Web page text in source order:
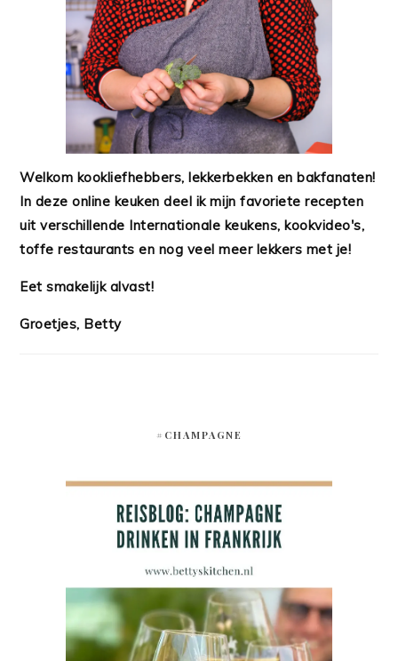
Welkom kookliefhebbers, lekkerbekken en bakfanaten!
In deze online keuken deel ik mijn favoriete recepten
uit verschillende Internationale keukens, kookvideo's,
toffe restaurants en nog veel meer lekkers met je!
Eet smakelijk alvast!
Groetjes, Betty
#CHAMPAGNE